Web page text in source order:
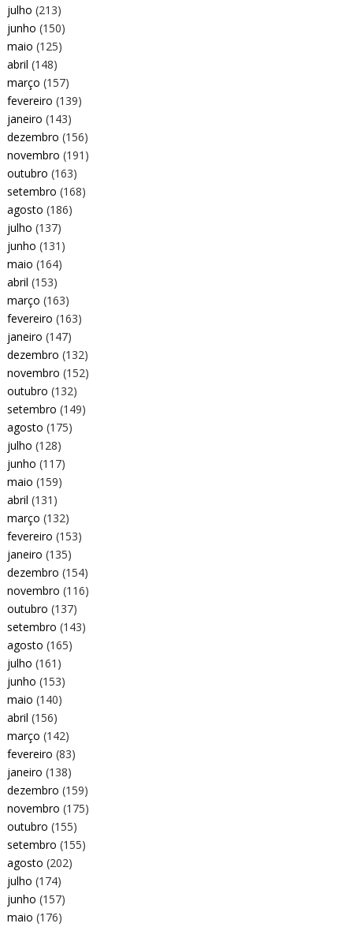
julho (213)
junho (150)
maio (125)
abril (148)
março (157)
fevereiro (139)
janeiro (143)
dezembro (156)
novembro (191)
outubro (163)
setembro (168)
agosto (186)
julho (137)
junho (131)
maio (164)
abril (153)
março (163)
fevereiro (163)
janeiro (147)
dezembro (132)
novembro (152)
outubro (132)
setembro (149)
agosto (175)
julho (128)
junho (117)
maio (159)
abril (131)
março (132)
fevereiro (153)
janeiro (135)
dezembro (154)
novembro (116)
outubro (137)
setembro (143)
agosto (165)
julho (161)
junho (153)
maio (140)
abril (156)
março (142)
fevereiro (83)
janeiro (138)
dezembro (159)
novembro (175)
outubro (155)
setembro (155)
agosto (202)
julho (174)
junho (157)
maio (176)